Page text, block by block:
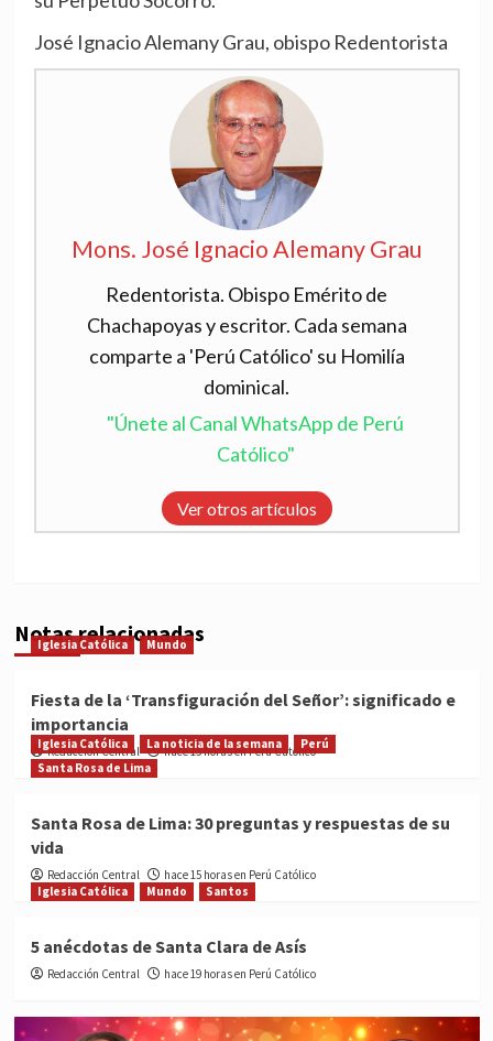
José Ignacio Alemany Grau, obispo Redentorista
Mons. José Ignacio Alemany Grau
Redentorista. Obispo Emérito de
Chachapoyas y escritor. Cada semana
comparte a 'Perú Católico' su Homilía
dominical.
"Únete al Canal WhatsApp de Perú
Católico"
Ver otros artículos
Notas relacionadas
Iglesia Católica Mundo
Fiesta de la ‘Transfiguración del Señor’: significado e
importancia
Redacción Central hace 15 horas en Perú Católico
Iglesia Católica La noticia de la semana
Perú
Santa Rosa de Lima
Santa Rosa de Lima: 30 preguntas y respuestas de su
vida
Redacción Central
hace 15 horas en Perú Católico
Iglesia Católica
Mundo Santos
5 anécdotas de Santa Clara de Asís
Redacción Central hace 19 horas en Perú Católico